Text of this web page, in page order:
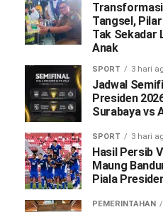
Tangsel,
Tak Sekadar
Anak
SPORT 3 hari
Jadwal
Presiden
Surabaya vs
SPORT 3 hari
Hasil Persib
Maung
Piala
PEMERINTAHAN